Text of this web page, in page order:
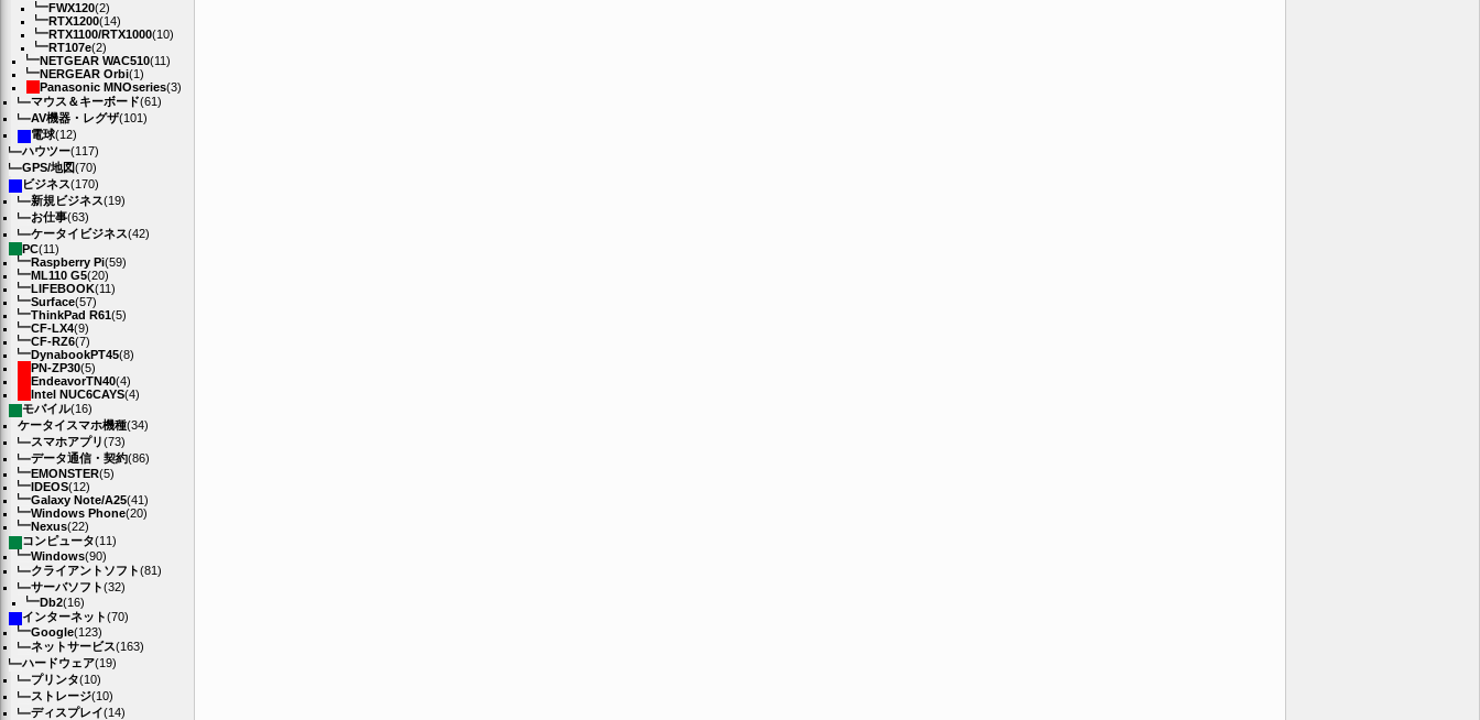
FWX120(2)
RTX1200(14)
RTX1100/RTX1000(10)
RT107e(2)
NETGEAR WAC510(11)
NERGEAR Orbi(1)
Panasonic MNOseries(3)
マウス＆キーボード(61)
AV機器・レグザ(101)
電球(12)
ハウツー(117)
GPS/地図(70)
ビジネス(170)
新規ビジネス(19)
お仕事(63)
ケータイビジネス(42)
PC(11)
Raspberry Pi(59)
ML110 G5(20)
LIFEBOOK(11)
Surface(57)
ThinkPad R61(5)
CF-LX4(9)
CF-RZ6(7)
DynabookPT45(8)
PN-ZP30(5)
EndeavorTN40(4)
Intel NUC6CAYS(4)
モバイル(16)
ケータイスマホ機種(34)
スマホアプリ(73)
データ通信・契約(86)
EMONSTER(5)
IDEOS(12)
Galaxy Note/A25(41)
Windows Phone(20)
Nexus(22)
コンピュータ(11)
Windows(90)
クライアントソフト(81)
サーバソフト(32)
Db2(16)
インターネット(70)
Google(123)
ネットサービス(163)
ハードウェア(19)
プリンタ(10)
ストレージ(10)
ディスプレイ(14)